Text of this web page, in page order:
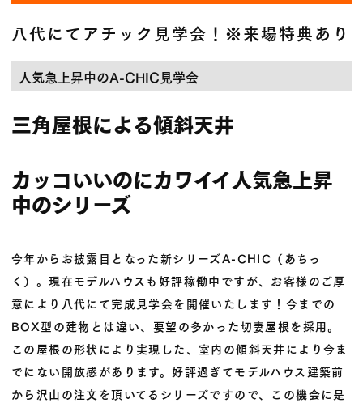
八代にてアチック見学会！※来場特典あり
人気急上昇中のA-CHIC見学会
三角屋根による傾斜天井
カッコいいのにカワイイ人気急上昇
中のシリーズ
今年からお披露目となった新シリーズA-CHIC （あちっ
く ）。現在モデルハウスも好評稼働中ですが、お客様のご厚
意により八代にて完成見学会を開催いたします！今までの
BOX型の建物とは違い、要望の多かった切妻屋根を採用。
この屋根の形状により実現した、室内の傾斜天井により今ま
でにない開放感があります。 好評過ぎてモデルハウス建築前
から沢山の注文を頂いてるシリーズですので、この機会に是